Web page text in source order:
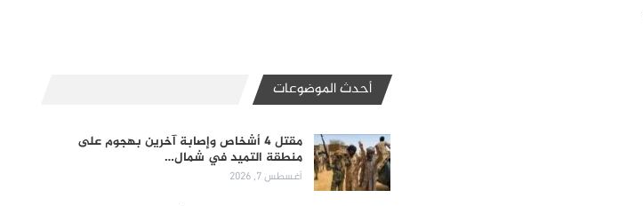
أحدث الموضوعات
مقتل 4 أشخاص وإصابة آخرين بهجوم على
منطقة التميد في شمال…
أغسطس 7, 2026